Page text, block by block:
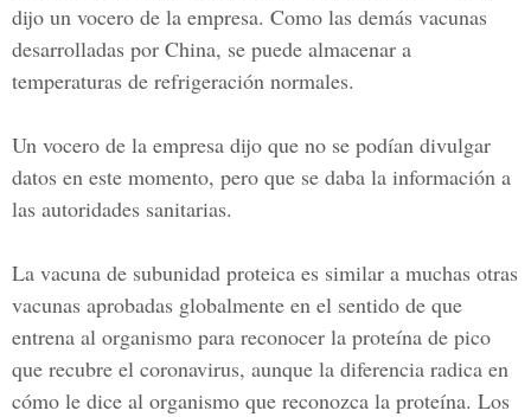
dijo un vocero de la empresa. Como las demás vacunas
desarrolladas por China, se puede almacenar a
temperaturas de refrigeración normales.
Un vocero de la empresa dijo que no se podían divulgar
datos en este momento, pero que se daba la información a
las autoridades sanitarias.
La vacuna de subunidad proteica es similar a muchas otras
vacunas aprobadas globalmente en el sentido de que
entrena al organismo para reconocer la proteína de pico
que recubre el coronavirus, aunque la diferencia radica en
cómo le dice al organismo que reconozca la proteína. Los